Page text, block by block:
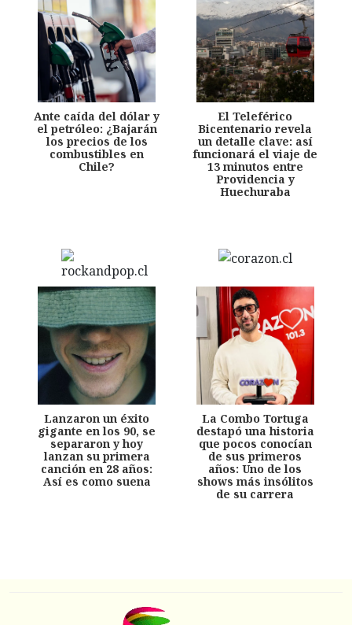
Ante caída del dólar y
el petróleo: ¿Bajarán
los precios de los
combustibles en
Chile?
El Teleférico
Bicentenario revela
un detalle clave: así
funcionará el viaje de
13 minutos entre
Providencia y
Huechuraba
Lanzaron un éxito
gigante en los 90, se
separaron y hoy
lanzan su primera
canción en 28 años:
Así es como suena
La Combo Tortuga
destapó una historia
que pocos conocían
de sus primeros
años: Uno de los
shows más insólitos
de su carrera